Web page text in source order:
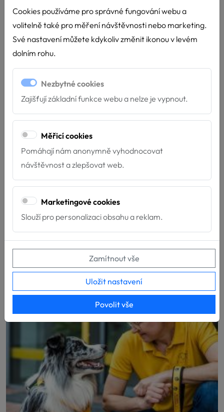
svou přípravu pro poskytování služeb za...
Cookies používáme pro správné fungování webu a
volitelně také pro měření návštěvnosti nebo marketing.
Své nastavení můžete kdykoliv změnit ikonou v levém
dolním rohu.
Nezbytné cookies
Zajišťují základní funkce webu a nelze je vypnout.
Měřicí cookies
Pomáhají nám anonymně vyhodnocovat
návštěvnost a zlepšovat web.
Marketingové cookies
Slouží pro personalizaci obsahu a reklam.
Zamítnout vše
Uložit nastavení
Povolit vše